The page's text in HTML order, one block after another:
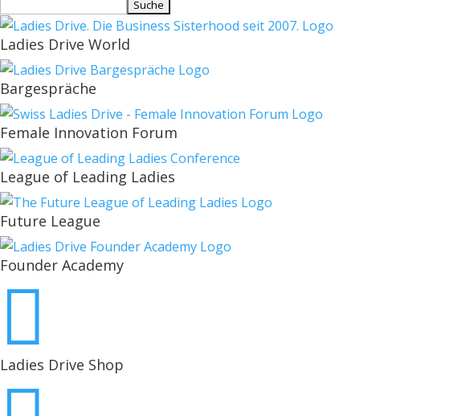
nach:
Ladies Drive World
Bargespräche
Female Innovation Forum
League of Leading Ladies
Future League
Founder Academy

Ladies Drive Shop